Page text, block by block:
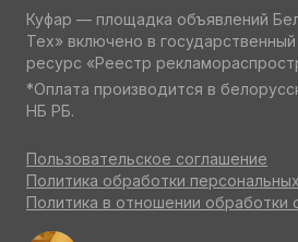
Куфар — площадка объявлений
Тех» включено в
ресурс «Реестр
*Оплата производится в
НБ РБ.
Пользовательское соглашение
Политика обработки
Политика в отношении обработки